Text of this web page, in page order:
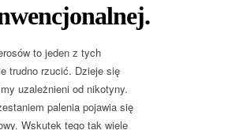
to jeden z tych
trudno rzucić. Dzieje się
uzależnieni od nikotyny.
palenia pojawia się
Wskutek tego tak wiele